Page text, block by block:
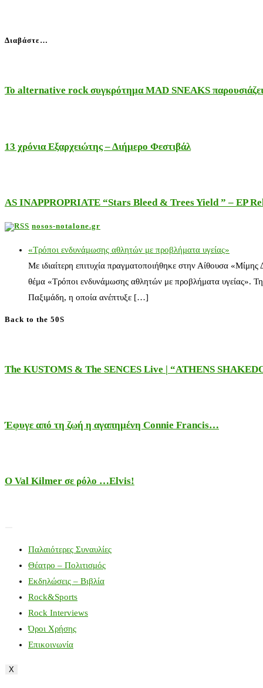
Διαβάστε…
Το alternative rock συγκρότημα MAD SNEAKS
13 χρόνια Εξαρχειώτης – Διήμερο Φεστιβάλ
AS INAPPROPRIATE “Stars Bleed & Trees Yield ” – EP
nosos-notalone.gr
«Τρόποι ενδυνάμωσης αθλητών με προβλήματα υγείας»
Με ιδιαίτερη επιτυχία πραγματοποιήθηκε στην Αίθουσα
θέμα «Τρόποι ενδυνάμωσης αθλητών με προβλήματα υγείας».
Παξιμάδη, η οποία ανέπτυξε […]
Back to the 50S
The KUSTOMS & The SENCES Live | “ATHENS
Έφυγε από τη ζωή η αγαπημένη Connie Francis…
Ο Val Kilmer σε ρόλο …Elvis!
Παλαιότερες Συναυλίες
Θέατρο – Πολιτισμός
Εκδηλώσεις – Βιβλία
Rock&Sports
Rock Interviews
Όροι Χρήσης
Επικοινωνία
X